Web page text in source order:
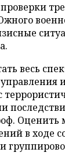
весь
в ходе